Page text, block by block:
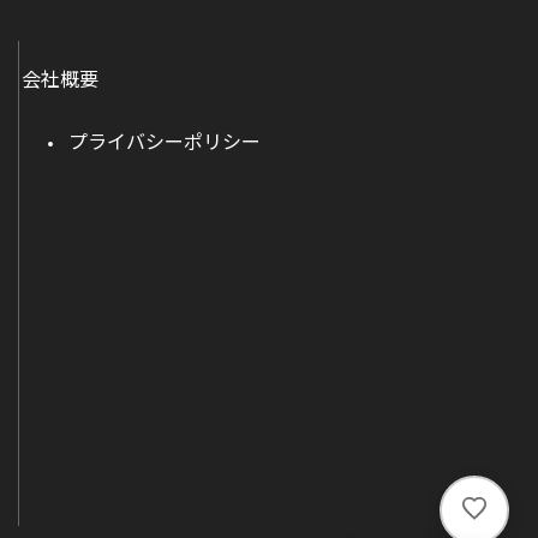
い
会社概要
プライバシーポリシー